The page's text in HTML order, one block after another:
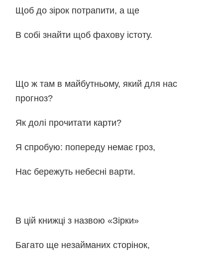
Щоб до зірок потрапити, а ще
В собі знайти щоб фахову істоту.
Що ж там в майбутньому, який для нас
прогноз?
Як долі прочитати карти?
Я спробую: попереду немає гроз,
Нас бережуть небесні варти.
В цій книжці з назвою «Зірки»
Багато ще незайманих сторінок,